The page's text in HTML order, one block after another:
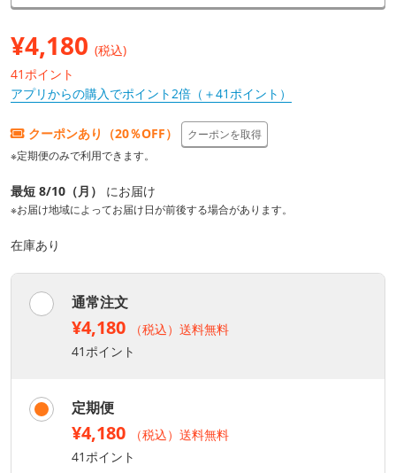
¥4,180 (税込)
41ポイント
アプリからの購入でポイント2倍（＋41ポイント）
クーポンあり（20％OFF）
クーポンを取得
※定期便のみで利用できます。
最短 8/10（月） にお届け
※お届け地域によってお届け日が前後する場合があります。
在庫あり
通常注文
¥4,180
（税込）送料無料
41ポイント
定期便
¥4,180
（税込）送料無料
41ポイント